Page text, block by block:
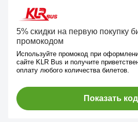
5% скидки на первую покупку
промокодом
Используйте промокод при
сайте KLR Bus и получите
оплату любого количества билетов.
Показать код